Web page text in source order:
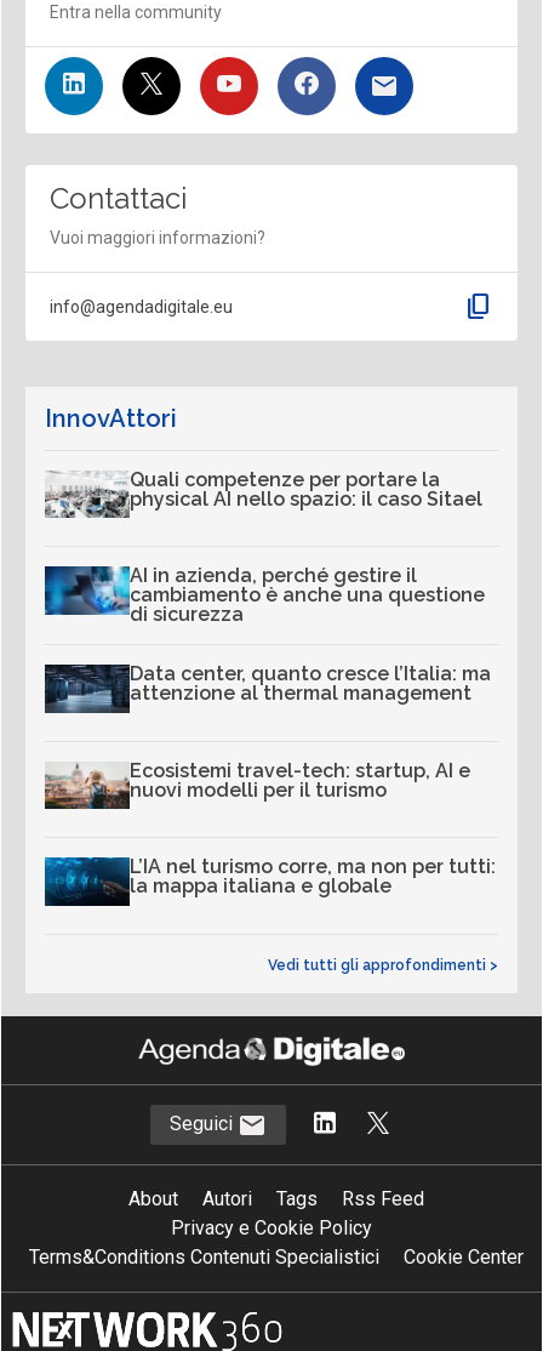
Entra nella community
Contattaci
Vuoi maggiori informazioni?
info@agendadigitale.eu content_copy
InnovAttori
Quali competenze per portare la
physical AI nello spazio: il caso Sitael
AI in azienda, perché gestire il
cambiamento è anche una questione
di sicurezza
Data center, quanto cresce l’Italia: ma
attenzione al thermal management
Ecosistemi travel-tech: startup, AI e
nuovi modelli per il turismo
L’IA nel turismo corre, ma non per tutti:
la mappa italiana e globale
Vedi tutti gli approfondimenti >
Seguici
About Autori Tags
Rss Feed
Privacy e Cookie Policy
Terms&Conditions Contenuti Specialistici
Cookie Center